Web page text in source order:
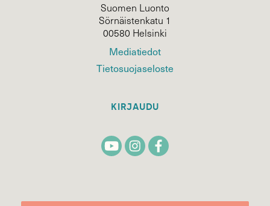
Suomen Luonto
Sörnäistenkatu 1
00580 Helsinki
Mediatiedot
Tietosuojaseloste
KIRJAUDU